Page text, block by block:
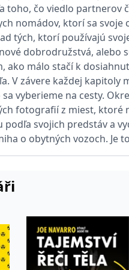
toho, čo viedlo partnerov
nomádov, ktorí sa
tých, ktorí používajú
dobrodružstvá, alebo
ako málo stačí k
V závere každej
vyberieme na cesty.
fotografií z miest, ktoré
svojich predstáv a
o obytných vozoch.
je v Microsoftu široce používán jako
různými doménami společnosti
název souboru cookie, ale pokud je
nastavuje společnost Doubleclick
před návštěvou uvedeného webu.
první strany společnosti Microsoft
nastavuje společnost DoubleClick
před návštěvou uvedeného webu.
poskytuje jednoznačně přiřazené
straně.